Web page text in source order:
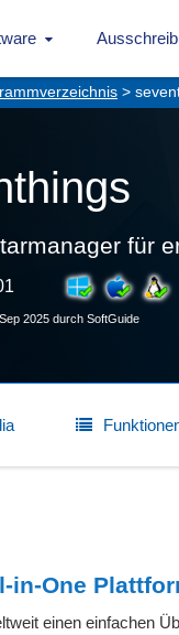
>
für
2025 durch SoftGuide
in-One
einen einfachen